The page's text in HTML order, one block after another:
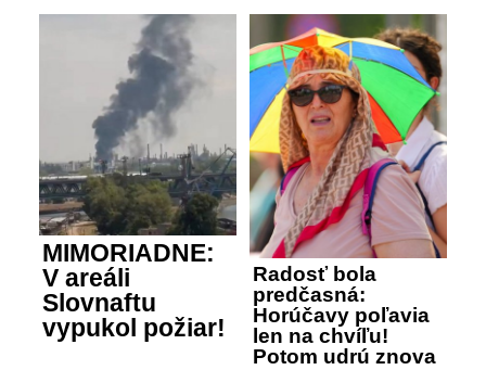
MIMORIADNE:
V areáli
Slovnaftu
vypukol požiar!
Radosť bola
predčasná:
Horúčavy poľavia
len na chvíľu!
Potom udrú znova